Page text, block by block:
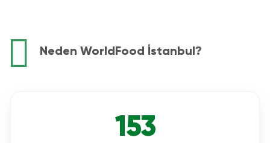
Neden WorldFood İstanbul?
153